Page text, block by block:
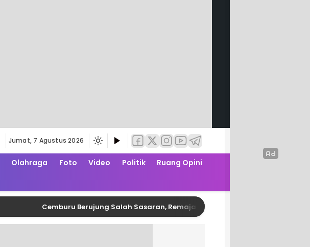
Jumat, 7 Agustus 2026
Olahraga Foto Video Politik
Ruang Opini
Cemburu Berujung Salah Sasaran, Remaja Pembusur Pelajar di Polman Diringkus